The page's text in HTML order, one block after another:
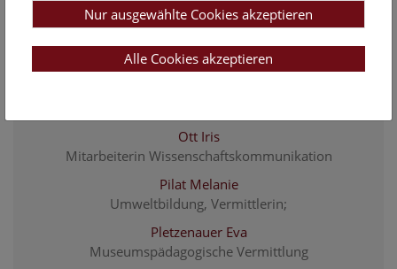
Leitung freie Mitarbeiter*innen & Anmeldung
Museumspädagogische Vermittlung
Ott Iris
Mitarbeiterin Wissenschaftskommunikation
Pilat Melanie
Umweltbildung, Vermittlerin;
Pletzenauer Eva
Museumspädagogische Vermittlung
Nur ausgewählte Cookies akzeptieren
Alle Cookies akzeptieren